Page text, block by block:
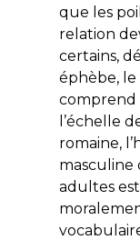
que les
relation
certains,
éphèbe,
comprend
l’échelle
romaine,
masculine
adultes